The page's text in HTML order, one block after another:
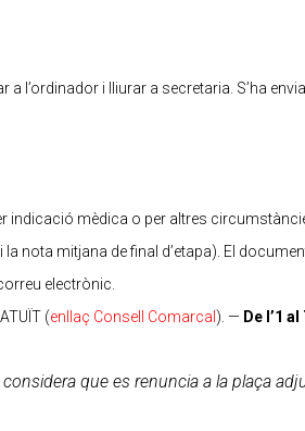
l’ordinador i lliurar a secretaria. S’ha
indicació mèdica o per altres
nota mitjana de final d’etapa). El
electrònic.
(enllaç Consell Comarcal ). — De l’1
que es renuncia a la plaça